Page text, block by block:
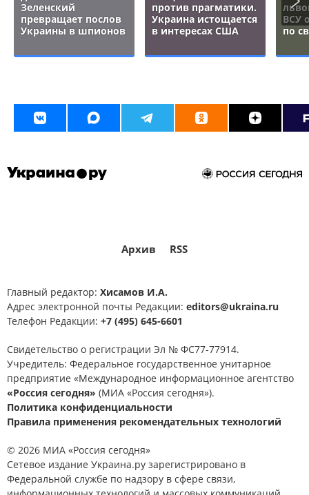
Зеленский
превращает послов
Украины в шпионов
против прагматики.
Украина истощается
в интересах США
ВСУ
по
Архив RSS
Главный редактор: Хисамов И.А.
Адрес электронной почты Редакции: editors@ukraina.ru
Телефон Редакции: +7 (495) 645-6601
Свидетельство о регистрации Эл № ФС77-77914.
Учредитель: Федеральное государственное унитарное
предприятие «Международное информационное агентство
«Россия сегодня» (МИА «Россия сегодня»).
Политика конфиденциальности
Правила применения рекомендательных технологий
© 2026 МИА «Россия сегодня»
Сетевое издание Украина.ру зарегистрировано в
Федеральной службе по надзору в сфере связи,